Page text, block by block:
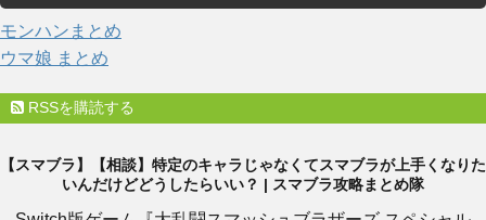
モンハンまとめ
ウマ娘 まとめ
RSSを購読する
【スマブラ】【相談】特定のキャラじゃなくてスマブラが上手くなりた
いんだけどどうしたらいい？ | スマブラ攻略まとめ隊